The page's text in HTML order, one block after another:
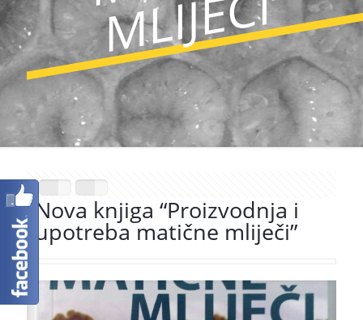
Nova knjiga “Proizvodnja i
upotreba matične mliječi”